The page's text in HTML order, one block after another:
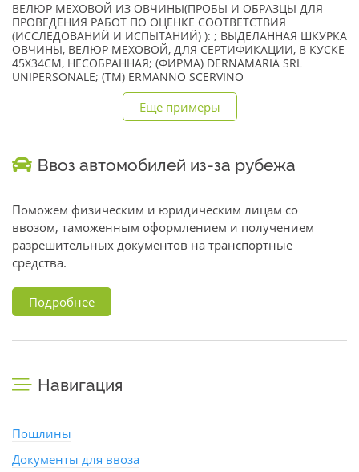
ВЕЛЮР МЕХОВОЙ ИЗ ОВЧИНЫ(ПРОБЫ И ОБРАЗЦЫ ДЛЯ
ПРОВЕДЕНИЯ РАБОТ ПО ОЦЕНКЕ СООТВЕТСТВИЯ
(ИССЛЕДОВАНИЙ И ИСПЫТАНИЙ) ): ; ВЫДЕЛАННАЯ ШКУРКА
ОВЧИНЫ, ВЕЛЮР МЕХОВОЙ, ДЛЯ СЕРТИФИКАЦИИ, В КУСКЕ
45Х34СМ, НЕСОБРАННАЯ; (ФИРМА) DERNAMARIA SRL
UNIPERSONALE; (TM) ERMANNO SCERVINO
Еще примеры
Ввоз автомобилей из-за рубежа
Поможем физическим и юридическим лицам со
ввозом, таможенным оформлением и получением
разрешительных документов на транспортные
средства.
Подробнее
Навигация
Пошлины
Документы для ввоза